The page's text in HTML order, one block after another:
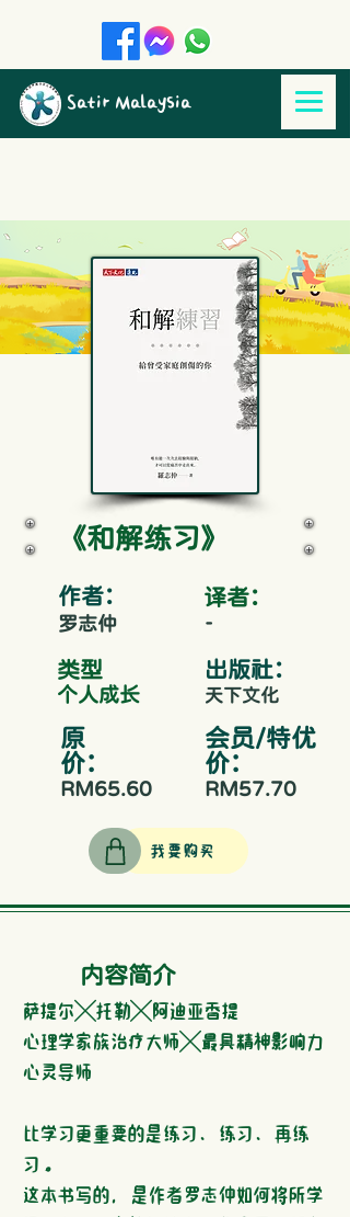
Satir Malaysia
《和解练习》
作者：
罗志仲
​译者：
-
​类型
个人成长
出版社：
天下文化
原
价：
RM65.60
会员/特优
价：
RM57.70
我要购买
内容简介
萨提尔╳托勒╳阿迪亚香提
心理学家族治疗大师╳最具精神影响力
心灵导师
比学习更重要的是练习、练习、再练
习。
这本书写的，是作者罗志仲如何将所学